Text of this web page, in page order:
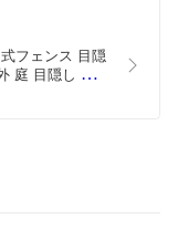
フェンス 目隠
庭 目隠し シン